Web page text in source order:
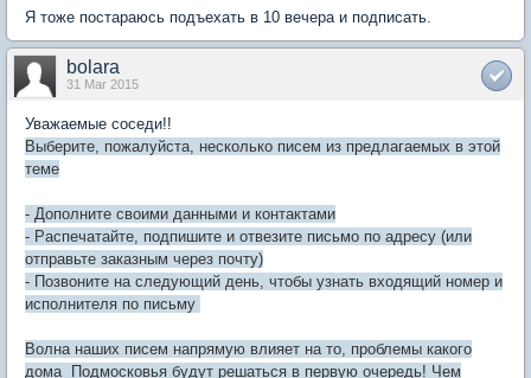
Я тоже постараюсь подъехать в 10 вечера и подписать.
bolara
31 Mar 2015
Уважаемые соседи!!
Выберите, пожалуйста, несколько писем из предлагаемых в этой
теме
- Дополните своими данными и контактами
- Распечатайте, подпишите и отвезите письмо по адресу (или
отправьте заказным через почту)
- Позвоните на следующий день, чтобы узнать входящий номер и
исполнителя по письму
Волна наших писем напрямую влияет на то, проблемы какого
дома Подмосковья будут решаться в первую очередь! Чем